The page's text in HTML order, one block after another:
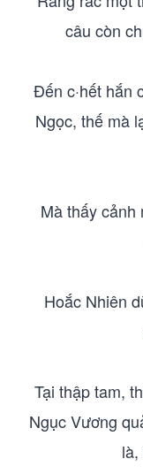
câu còn
Đến c·hết hắn
Ngọc, thế mà
Mà thấy cảnh
Hoắc Nhiên
Tại thập tam,
Ngục Vương